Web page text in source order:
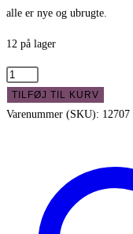
alle er nye og ubrugte.
12 på lager
Rustikke
stenstager
til
TILFØJ TIL KURV
Varenummer (SKU): 12707